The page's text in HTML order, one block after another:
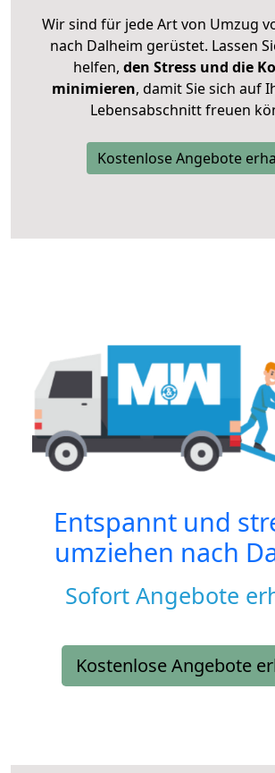
Wir sind für jede Art von Umzug
nach Dalheim gerüstet. Lassen
helfen, den Stress und die
minimieren, damit Sie sich auf
Lebensabschnitt freuen
Kostenlose Angebote
Entspannt und
umziehen nach
Sofort Angebote
Kostenlose Angebote